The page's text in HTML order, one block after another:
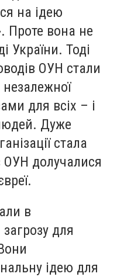
на ідею
Проте вона не
України. Тоді
ОУН стали
незалежної
для всіх – і
Дуже
стала
ОУН долучалися
в
для
ідею для